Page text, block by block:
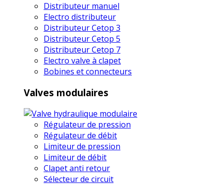
Distributeur manuel
Electro distributeur
Distributeur Cetop 3
Distributeur Cetop 5
Distributeur Cetop 7
Electro valve à clapet
Bobines et connecteurs
Valves modulaires
Régulateur de pression
Régulateur de débit
Limiteur de pression
Limiteur de débit
Clapet anti retour
Sélecteur de circuit